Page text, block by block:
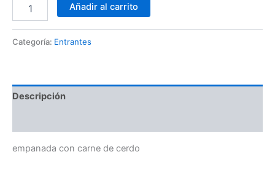
Añadir al carrito
Categoría: Entrantes
Descripción
empanada con carne de cerdo